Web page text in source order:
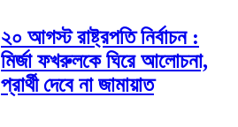
২০ আগস্ট রাষ্ট্রপতি নির্বাচন :
মির্জা ফখরুলকে ঘিরে আলোচনা,
প্রার্থী দেবে না জামায়াত